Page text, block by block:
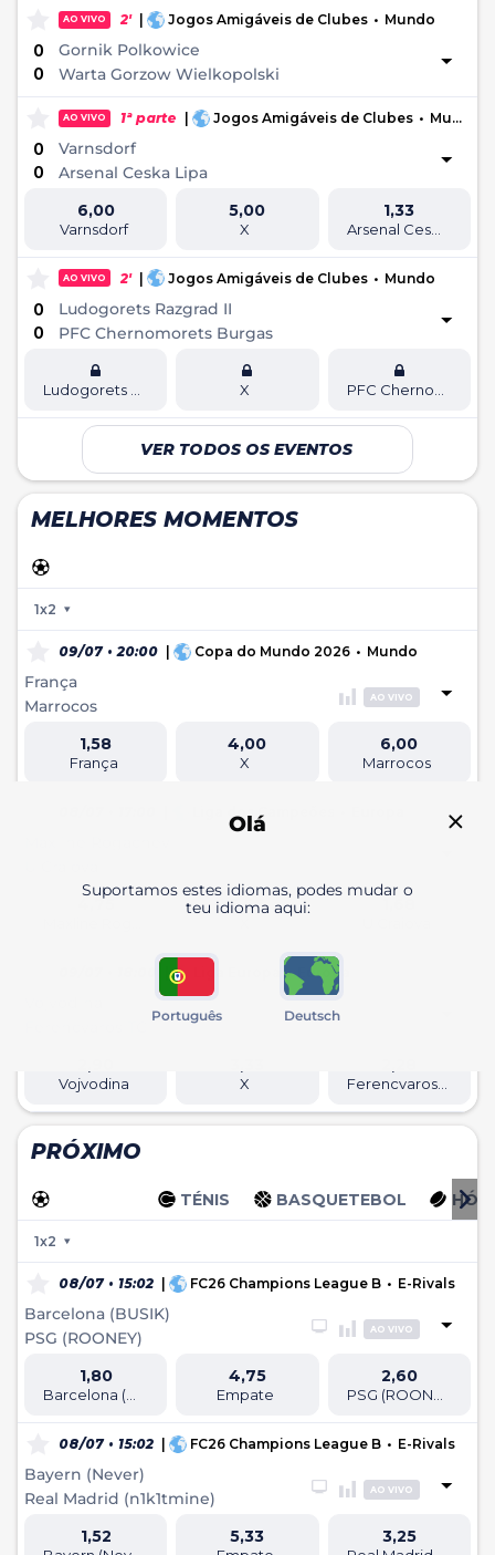
AO VIVO 2' Jogos Amigáveis de Clubes • Mundo
0
0
Gornik Polkowice
Warta Gorzow Wielkopolski
AO VIVO 1ª parte Jogos Amigáveis de Clubes • Mundo
0
0
Varnsdorf
Arsenal Ceska Lipa
Varnsdorf
6,00
X
5,00
Arsenal Ceska Lipa
1,33
AO VIVO 2' Jogos Amigáveis de Clubes • Mundo
0
0
Ludogorets Razgrad II
PFC Chernomorets Burgas
X
VER TODOS OS EVENTOS
MELHORES MOMENTOS
1x2
09/07 • 20:00 Copa do Mundo 2026 • Mundo
França
Marrocos
AO VIVO
França
1,58
X
4,00
Marrocos
6,00
Liga dos Campeões
4,75 3,66
| •Europa
Vojvodina X Ferencvaros TC
PRÓXIMO
TÉNIS BASQUETEBOL
1x2
08/07 • 15:02 FC26 Champions League B • E-Rivals
Barcelona (BUSIK)
PSG (ROONEY)
AO VIVO
Barcelona (BUSIK)
1,80
Empate
4,75
PSG (ROONEY)
2,60
08/07 • 15:02 FC26 Champions League B • E-Rivals
Bayern (Never)
Real Madrid (n1k1tmine)
AO VIVO
1,52 5,33 3,25
Olá
Suportamos estes idiomas, podes mudar o
teu idioma aqui:
Português Deutsch